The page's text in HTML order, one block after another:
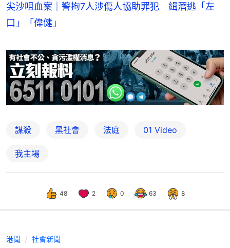
尖沙咀血案｜警拘7人涉傷人協助罪犯 緝潛逃「左
口」「偉健」
謀殺 黑社會 法庭 01 Video
我主場
48 2 0 63 8
港聞 社會新聞